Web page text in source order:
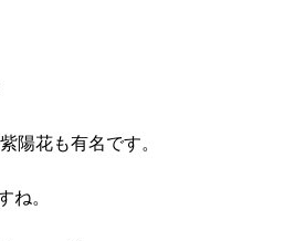
陽花も有名です。
ね。